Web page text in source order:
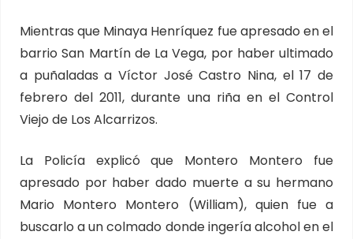
Mientras que Minaya Henríquez fue apresado en el
barrio San Martín de La Vega, por haber ultimado
a puñaladas a Víctor José Castro Nina, el 17 de
febrero del 2011, durante una riña en el Control
Viejo de Los Alcarrizos.
La Policía explicó que Montero Montero fue
apresado por haber dado muerte a su hermano
Mario Montero Montero (William), quien fue a
buscarlo a un colmado donde ingería alcohol en el